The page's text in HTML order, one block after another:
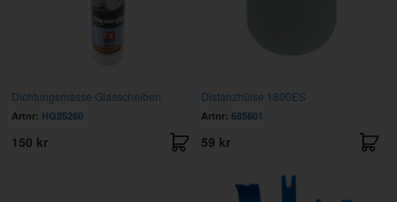
Dichtungsmasse Glasscheiben
Artnr: HG25260
150 kr
Distanzhülse 1800ES
Artnr: 685601
59 kr